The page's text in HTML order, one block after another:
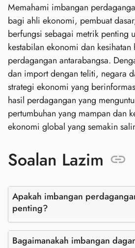
Memahami imbangan
bagi ahli ekonomi, pembuat
berfungsi sebagai metrik penting
kestabilan ekonomi dan kesihatan
perdagangan antarabangsa.
dan import dengan teliti, negara
strategi ekonomi yang
hasil perdagangan yang
pertumbuhan yang mampan dan
ekonomi global yang semakin
Soalan Lazim
Apakah imbangan
penting?
Bagaimanakah imbangan